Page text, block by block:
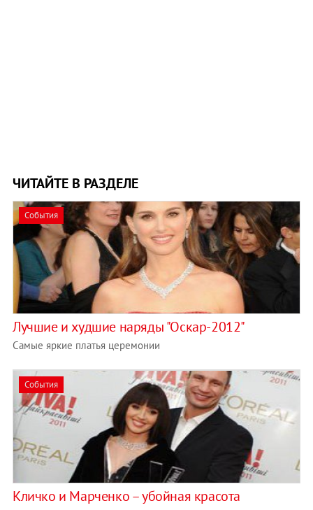
ЧИТАЙТЕ В РАЗДЕЛЕ
События
Лучшие и худшие наряды "Оскар-2012"
Самые яркие платья церемонии
События
Кличко и Марченко – убойная красота